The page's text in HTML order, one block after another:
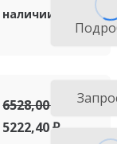
наличии
6528,00
5222,40₽